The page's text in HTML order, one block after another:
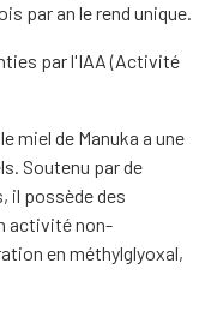
par an le rend unique.
par l'IAA (Activité
miel de Manuka a une
Soutenu par de
il possède des
activité non-
en méthylglyoxal,